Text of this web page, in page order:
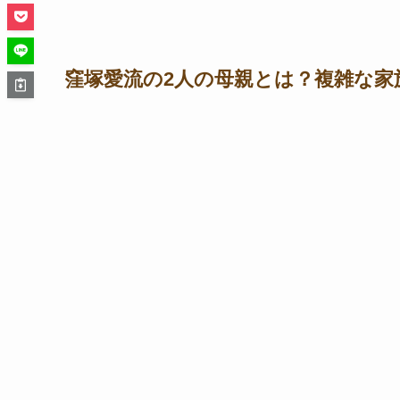
窪塚愛流の2人の母親とは？複雑な家